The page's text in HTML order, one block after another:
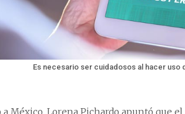
Es necesario ser cuidadosos al hacer uso